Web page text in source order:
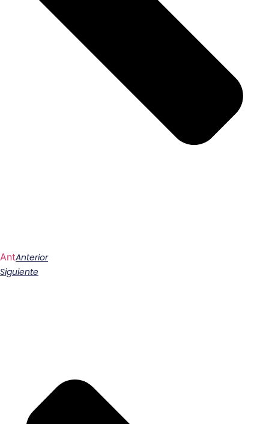
AntAnterior
Siguiente